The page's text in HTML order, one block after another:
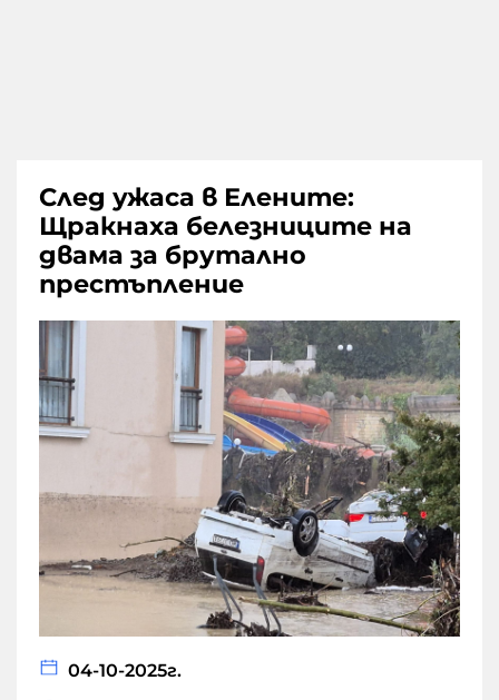
След ужаса в Елените:
Щракнаха белезниците на
двама за брутално
престъпление
04-10-2025г.